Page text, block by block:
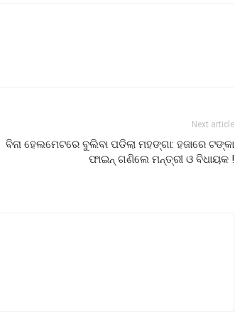
Next article
ବିନା ହେଲମେଟରେ ବୁଲିବା ପଡିଲା ମହଙ୍ଗା: ହଜାରେ ଟଙ୍କା
ଫାଇନ୍‌ ଗଣିଲେ ମନ୍ତ୍ରୀ ଓ ବିଧାୟକ !